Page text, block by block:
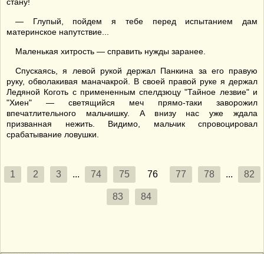
— Глупый, пойдем я тебе перед испытанием дам
материнское напутствие...
Маленькая хитрость — справить нужды заранее.
Спускаясь, я левой рукой держал Панкина за его правую
руку, обволакивая маначакрой. В своей правой руке я держал
Ледяной Коготь с примененным спелдзюцу "Тайное лезвие" и
"Хиен" — светящийся меч прямо-таки заворожил
впечатлительного мальчишку. А внизу нас уже ждала
призванная нежить. Видимо, мальчик спровоцировал
срабатывание ловушки.
1 2 3 ... 74 75 76 77 78 ... 82
83 84